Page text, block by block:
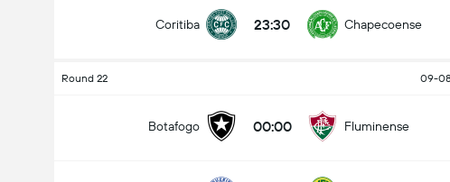
Coritiba 23:30 Chapecoense
Round 22 09-
Botafogo 00:00 Fluminense